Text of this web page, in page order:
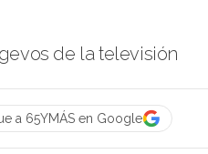
de la televisión
a 65YMÁS en Google